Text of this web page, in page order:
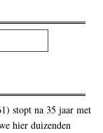
stopt na 35 jaar met
hier duizenden